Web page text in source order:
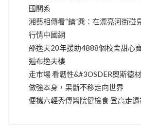
國關系
湘藝相傳看“鎮”興：在漂亮河街碰
行情中國網
邵逸夫20年援助4888個校舍甜心
遍布逸夫樓
走市場 看韌性&#3OSDER奧斯德
做強本身，果斷不移走向世界
便攜六輕秀傳醫院健檢食 登高走